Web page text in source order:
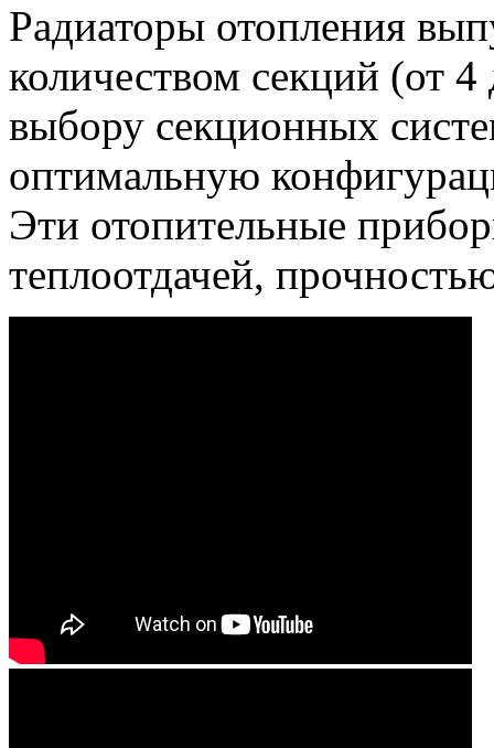
Радиаторы отопления
количеством секций (от
выбору секционных
оптимальную
Эти отопительные
теплоотдачей,